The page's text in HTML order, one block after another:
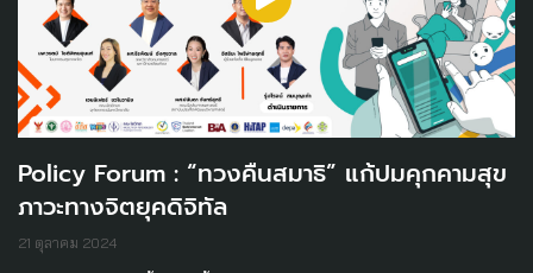
Policy Forum : “ทวงคืนสมาธิ” แก้ปมคุกคามสุข
ภาวะทางจิตยุคดิจิทัล
21 ตุลาคม 2024